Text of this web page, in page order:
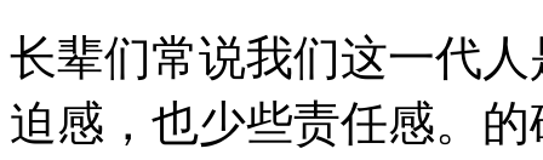
长辈们常说我们这一代
迫感，也少些责任感。